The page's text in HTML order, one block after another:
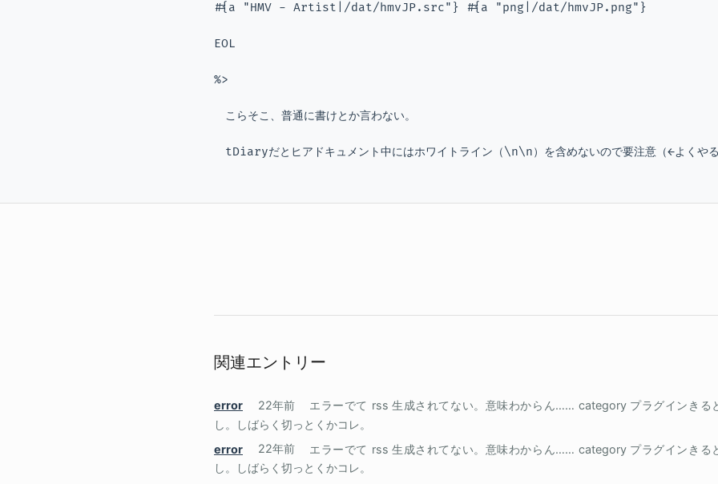
#{a "HMV - Artist|/dat/hmvJP.src"} #{a "png|/dat/hmvJP.png"}
EOL
%>
こらそこ、普通に書けとか言わない。
tDiaryだとヒアドキュメント中にはホワイトライン（\n\n）を含めないので要注意（←よくや
関連エントリー
error 22年前
エラーでて rss 生成されてない。意味わからん…… category プラグインきる
し。しばらく切っとくかコレ。
error
22年前
エラーでて rss 生成されてない。意味わからん…… category プラグインきる
し。しばらく切っとくかコレ。